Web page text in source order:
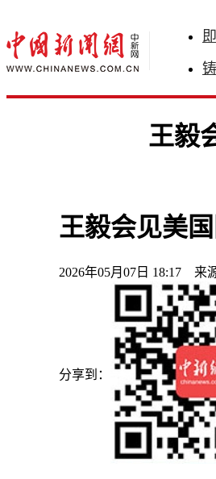
王毅
王毅会见美
2026年05月07日 18:17 来源
分享到：